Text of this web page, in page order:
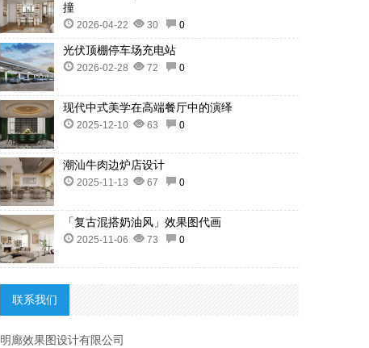
撞
2026-04-22 30 0
光伏顶棚停车场充电站
2026-02-28 72 0
现代中式美学在高端餐厅中的演绎
2025-12-10 63 0
潮汕牛肉边炉店设计
2025-11-13 67 0
「复古混搭奶油风」效果图代画
2025-11-06 73 0
联系我们
明廊效果图设计有限公司